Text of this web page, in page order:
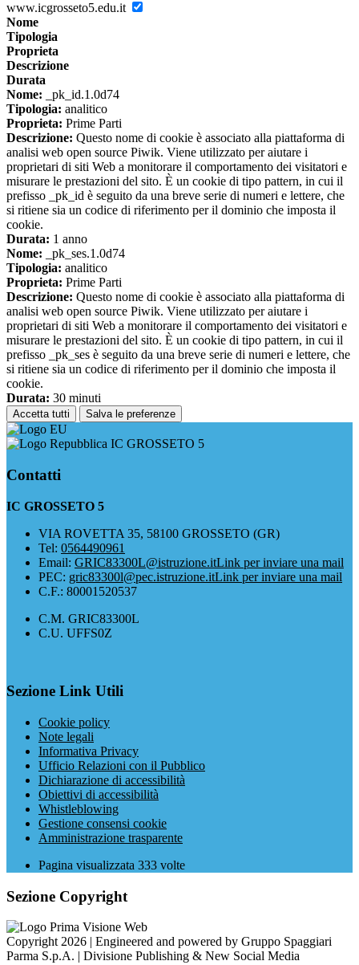
www.icgrosseto5.edu.it
Nome
Tipologia
Proprieta
Descrizione
Durata
Nome: _pk_id.1.0d74
Tipologia: analitico
Proprieta: Prime Parti
Descrizione: Questo nome di cookie è associato alla piattaforma di
analisi web open source Piwik. Viene utilizzato per aiutare i
proprietari di siti Web a monitorare il comportamento dei visitatori e
misurare le prestazioni del sito. È un cookie di tipo pattern, in cui il
prefisso _pk_id è seguito da una breve serie di numeri e lettere, che
si ritiene sia un codice di riferimento per il dominio che imposta il
cookie.
Durata: 1 anno
Nome: _pk_ses.1.0d74
Tipologia: analitico
Proprieta: Prime Parti
Descrizione: Questo nome di cookie è associato alla piattaforma di
analisi web open source Piwik. Viene utilizzato per aiutare i
proprietari di siti Web a monitorare il comportamento dei visitatori e
misurare le prestazioni del sito. È un cookie di tipo pattern, in cui il
prefisso _pk_ses è seguito da una breve serie di numeri e lettere, che
si ritiene sia un codice di riferimento per il dominio che imposta il
cookie.
Durata: 30 minuti
Accetta tutti Salva le preferenze
IC GROSSETO 5
Contatti
IC GROSSETO 5
VIA ROVETTA 35, 58100 GROSSETO (GR)
Tel: 0564490961
Email: GRIC83300L@istruzione.itLink per inviare una mail
PEC: gric83300l@pec.istruzione.itLink per inviare una mail
C.F.: 80001520537
C.M. GRIC83300L
C.U. UFFS0Z
Sezione Link Utili
Cookie policy
Note legali
Informativa Privacy
Ufficio Relazioni con il Pubblico
Dichiarazione di accessibilità
Obiettivi di accessibilità
Whistleblowing
Gestione consensi cookie
Amministrazione trasparente
Pagina visualizzata 333 volte
Sezione Copyright
Copyright 2026 | Engineered and powered by Gruppo Spaggiari
Parma S.p.A. | Divisione Publishing & New Social Media